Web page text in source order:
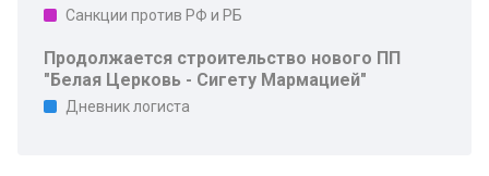
Санкции против РФ и РБ
Продолжается строительство нового ПП
"Белая Церковь - Сигету Мармацией"
Дневник логиста